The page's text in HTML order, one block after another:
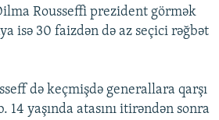
Rousseffi prezident görmək
isə 30 faizdən də az seçici rəğbət
də keçmişdə generallara qarşı
yaşında atasını itirəndən sonra